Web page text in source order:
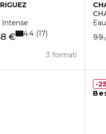
Intense
€
3 formati
4.4 17